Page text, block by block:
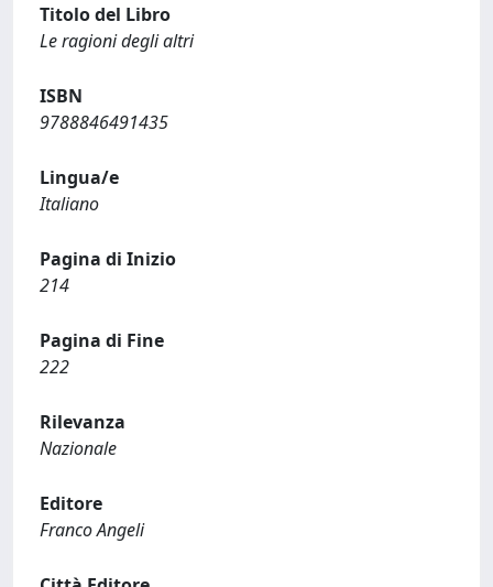
Titolo del Libro
Le ragioni degli altri
ISBN
9788846491435
Lingua/e
Italiano
Pagina di Inizio
214
Pagina di Fine
222
Rilevanza
Nazionale
Editore
Franco Angeli